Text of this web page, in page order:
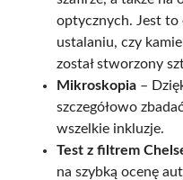
optycznych. Jest to
ustalaniu, czy
został stworzony
Mikroskopia –
szczegółowo
wszelkie inkluzje.
Test z filtrem
na szybką ocenę